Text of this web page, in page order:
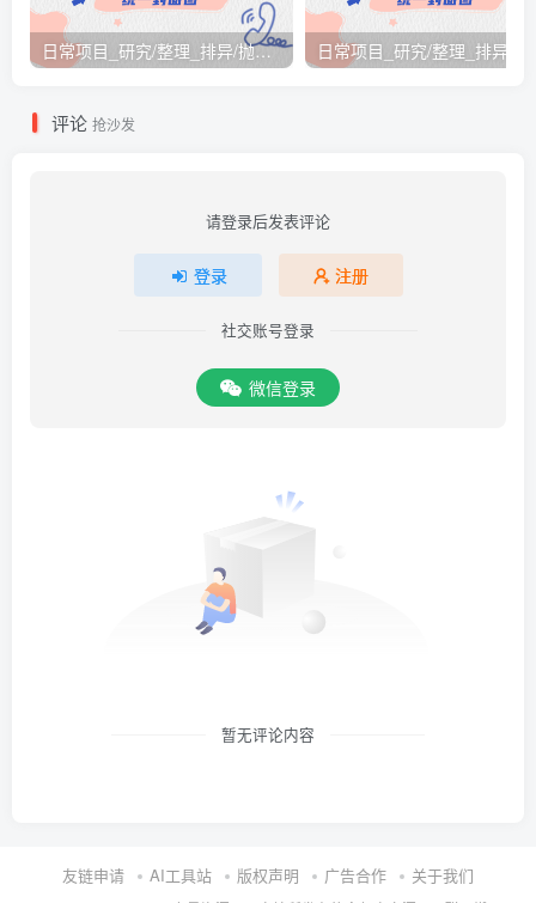
日常项目_研究/整理_排异/抛弃汇总[26.3.15-3.21整理]
评论 抢沙发
请登录后发表评论
登录 注册
社交账号登录
微信登录
暂无评论内容
友链申请 AI工具站 版权声明 广告合作 关于我们